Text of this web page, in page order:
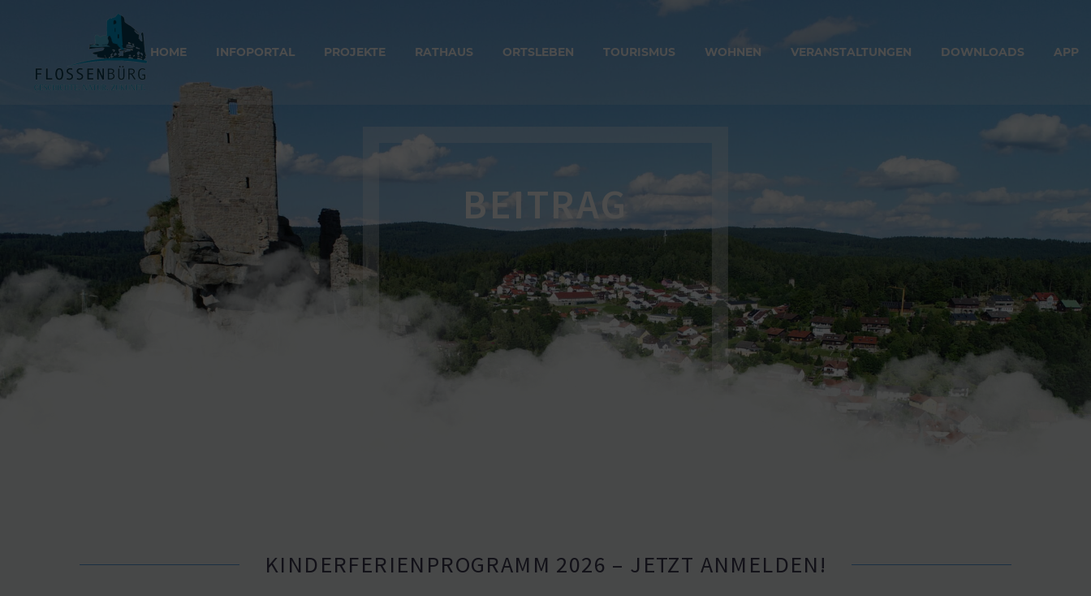
HOME INFOPORTAL PROJEKTE RATHAUS ORTSLEBEN TOURISMUS WOHNEN VERAN­STAL­TUNGEN DOWNLOADS APP
BEITRAG
KINDER­FE­RI­EN­PRO­GRAMM 2026 – JETZT ANMELDEN!